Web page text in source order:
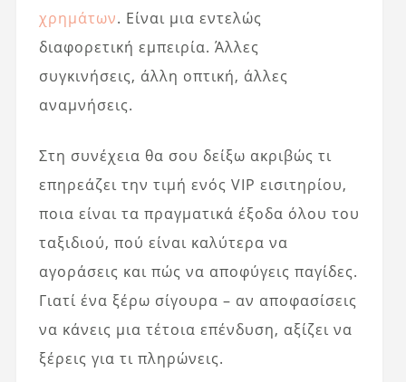
χρημάτων. Είναι μια εντελώς
διαφορετική εμπειρία. Άλλες
συγκινήσεις, άλλη οπτική, άλλες
αναμνήσεις.
Στη συνέχεια θα σου δείξω ακριβώς τι
επηρεάζει την τιμή ενός VIP εισιτηρίου,
ποια είναι τα πραγματικά έξοδα όλου του
ταξιδιού, πού είναι καλύτερα να
αγοράσεις και πώς να αποφύγεις παγίδες.
Γιατί ένα ξέρω σίγουρα – αν αποφασίσεις
να κάνεις μια τέτοια επένδυση, αξίζει να
ξέρεις για τι πληρώνεις.